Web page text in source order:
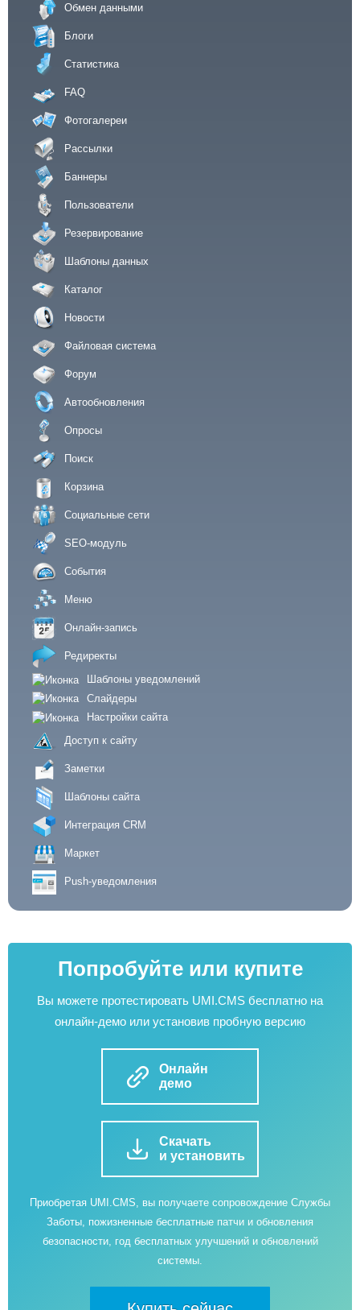
Обмен данными
Блоги
Статистика
FAQ
Фотогалереи
Рассылки
Баннеры
Пользователи
Резервирование
Шаблоны данных
Каталог
Новости
Файловая система
Форум
Автообновления
Опросы
Поиск
Корзина
Социальные сети
SEO-модуль
События
Меню
Онлайн-запись
Редиректы
Шаблоны уведомлений
Слайдеры
Настройки сайта
Доступ к сайту
Заметки
Шаблоны сайта
Интеграция CRM
Маркет
Push-уведомления
Попробуйте или купите
Вы можете протестировать UMI.CMS бесплатно на
онлайн-демо или установив пробную версию
Онлайн
демо
Скачать
и установить
Приобретая UMI.CMS, вы получаете сопровождение Службы
Заботы, пожизненные бесплатные патчи и обновления
безопасности, год бесплатных улучшений и обновлений
системы.